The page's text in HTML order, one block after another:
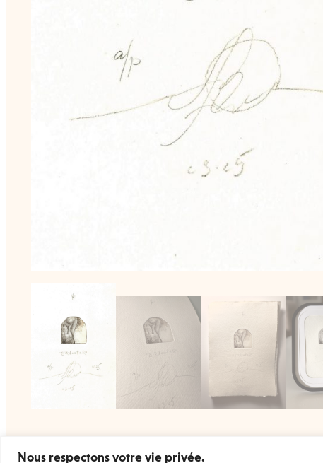
Nous respectons votre vie privée.